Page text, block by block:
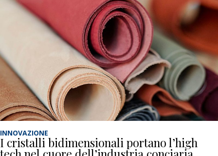
INNOVAZIONE
I cristalli bidimensionali portano l’high